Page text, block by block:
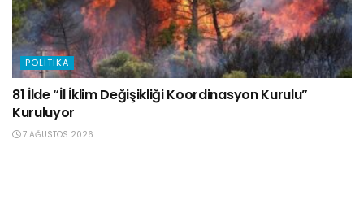
POLITIKA
81 İlde “İl İklim Değişikliği Koordinasyon Kurulu”
Kuruluyor
7 AĞUSTOS 2026